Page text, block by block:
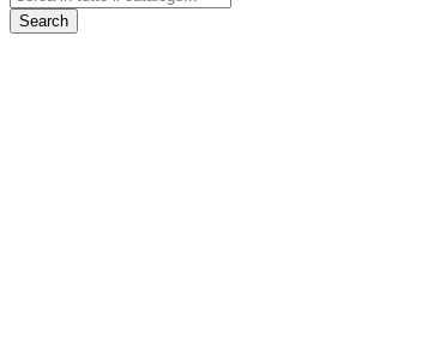
Search